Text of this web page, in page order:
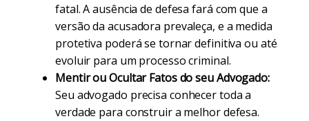
fatal. A ausência de defesa fará com que a
versão da acusadora prevaleça, e a medida
protetiva poderá se tornar definitiva ou até
evoluir para um processo criminal.
Mentir ou Ocultar Fatos do seu Advogado:
Seu advogado precisa conhecer toda a
verdade para construir a melhor defesa.